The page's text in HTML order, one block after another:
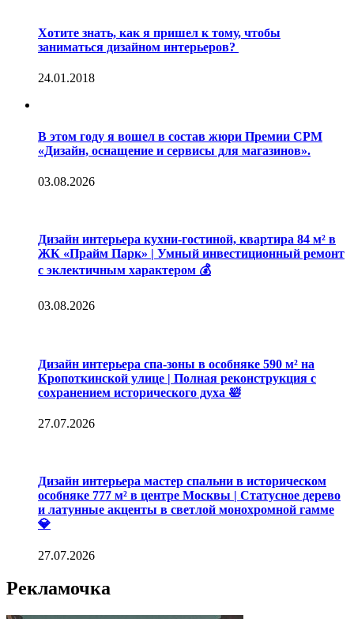
Хотите знать, как я пришел к тому, чтобы
заниматься дизайном интерьеров?
24.01.2018
В этом году я вошел в состав жюри Премии CPM
«Дизайн, оснащение и сервисы для магазинов».
03.08.2026
Дизайн интерьера кухни-гостиной, квартира 84 м² в
ЖК «Прайм Парк» | Умный инвестиционный ремонт
с эклектичным характером 💰
03.08.2026
Дизайн интерьера спа-зоны в особняке 590 м² на
Кропоткинской улице | Полная реконструкция с
сохранением исторического духа 🛀
27.07.2026
Дизайн интерьера мастер спальни в историческом
особняке 777 м² в центре Москвы | Статусное дерево
и латунные акценты в светлой монохромной гамме
💎
27.07.2026
Рекламочка